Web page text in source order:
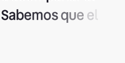
Sabemosquee